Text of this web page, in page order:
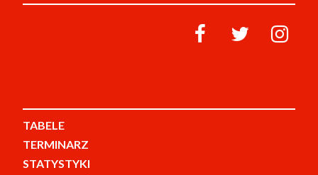
TABELE
TERMINARZ
STATYSTYKI